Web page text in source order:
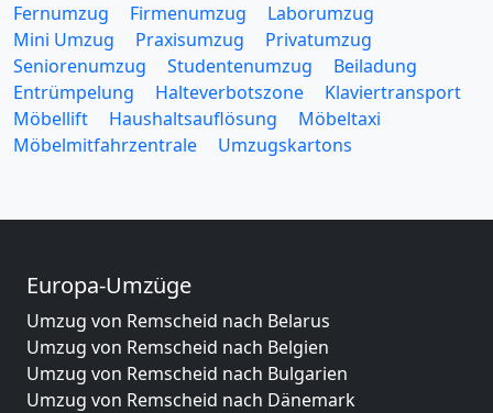
Fernumzug
Firmenumzug
Laborumzug
Mini Umzug
Praxisumzug
Privatumzug
Seniorenumzug
Studentenumzug
Beiladung
Entrümpelung
Halteverbotszone
Klaviertransport
Möbellift
Haushaltsauflösung
Möbeltaxi
Möbelmitfahrzentrale
Umzugskartons
Europa-Umzüge
Umzug von Remscheid nach Belarus
Umzug von Remscheid nach Belgien
Umzug von Remscheid nach Bulgarien
Umzug von Remscheid nach Dänemark